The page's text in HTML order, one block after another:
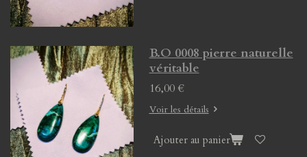
B.O 0008 pierre naturelle
véritable
16,00 €
Voir les détails
Ajouter au panier